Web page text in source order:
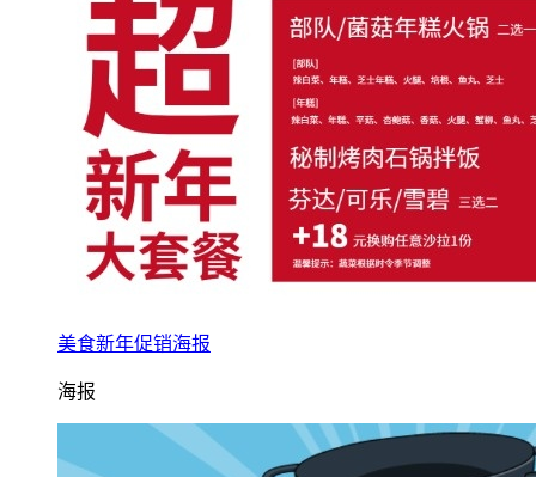
美食新年促销海报
海报